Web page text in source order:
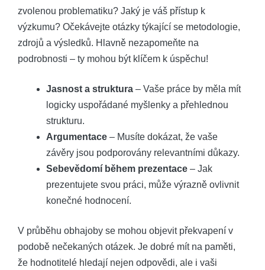
zvolenou problematiku? Jaký je váš přístup k
výzkumu? Očekávejte otázky týkající se metodologie,
zdrojů a výsledků. Hlavně nezapomeňte na
podrobnosti – ty mohou být klíčem k úspěchu!
Jasnost a struktura – Vaše práce by měla mít
logicky uspořádané myšlenky a přehlednou
strukturu.
Argumentace – Musíte dokázat, že vaše
závěry jsou podporovány relevantními důkazy.
Sebevědomí během prezentace – Jak
prezentujete svou práci, může výrazně ovlivnit
konečné hodnocení.
V průběhu obhajoby se mohou objevit překvapení v
podobě nečekaných otázek. Je dobré mít na paměti,
že hodnotitelé hledají nejen odpovědi, ale i vaši